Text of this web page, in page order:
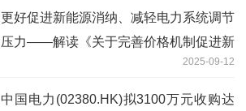
更好促进新能源消纳、减轻电力系统调节
压力——解读《关于完善价格机制促进新
2025-09-12
中国电力(02380.HK)拟3100万元收购达